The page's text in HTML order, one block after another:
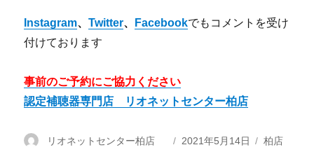
Instagram、Twitter、 Facebookでもコメントを受け
付けております
事前のご予約にご協力ください
認定補聴器専門店 リオネットセンター柏店
投
リオネットセンター柏店
投
2021年5月14日
カ
柏店